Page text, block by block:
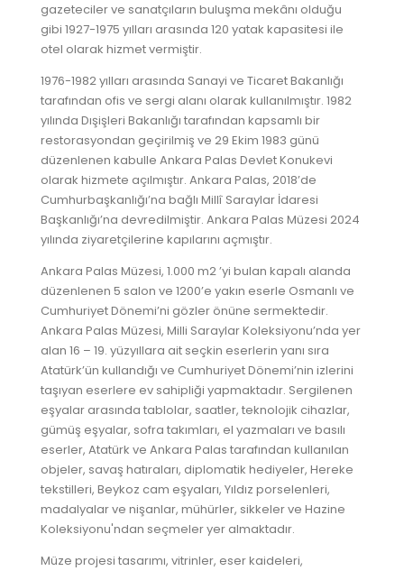
gazeteciler ve sanatçıların buluşma mekânı olduğu
gibi 1927-1975 yılları arasında 120 yatak kapasitesi ile
otel olarak hizmet vermiştir.
1976-1982 yılları arasında Sanayi ve Ticaret Bakanlığı
tarafından ofis ve sergi alanı olarak kullanılmıştır. 1982
yılında Dışişleri Bakanlığı tarafından kapsamlı bir
restorasyondan geçirilmiş ve 29 Ekim 1983 günü
düzenlenen kabulle Ankara Palas Devlet Konukevi
olarak hizmete açılmıştır. Ankara Palas, 2018’de
Cumhurbaşkanlığı’na bağlı Millî Saraylar İdaresi
Başkanlığı’na devredilmiştir. Ankara Palas Müzesi 2024
yılında ziyaretçilerine kapılarını açmıştır.
Ankara Palas Müzesi, 1.000 m2 ’yi bulan kapalı alanda
düzenlenen 5 salon ve 1200’e yakın eserle Osmanlı ve
Cumhuriyet Dönemi’ni gözler önüne sermektedir.
Ankara Palas Müzesi, Milli Saraylar Koleksiyonu’nda yer
alan 16 – 19. yüzyıllara ait seçkin eserlerin yanı sıra
Atatürk’ün kullandığı ve Cumhuriyet Dönemi’nin izlerini
taşıyan eserlere ev sahipliği yapmaktadır. Sergilenen
eşyalar arasında tablolar, saatler, teknolojik cihazlar,
gümüş eşyalar, sofra takımları, el yazmaları ve basılı
eserler, Atatürk ve Ankara Palas tarafından kullanılan
objeler, savaş hatıraları, diplomatik hediyeler, Hereke
tekstilleri, Beykoz cam eşyaları, Yıldız porselenleri,
madalyalar ve nişanlar, mühürler, sikkeler ve Hazine
Koleksiyonu'ndan seçmeler yer almaktadır.
Müze projesi tasarımı, vitrinler, eser kaideleri,